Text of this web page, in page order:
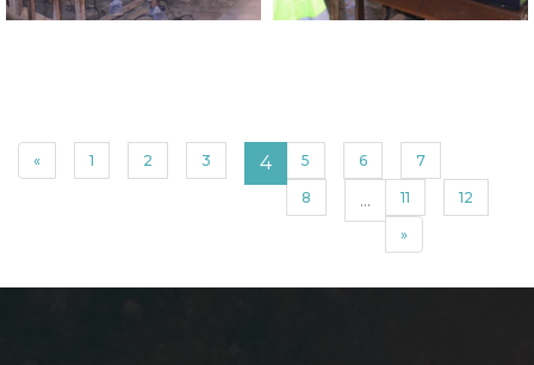
« 1 2 3 4 5 6 7
8 ... 11 12
»